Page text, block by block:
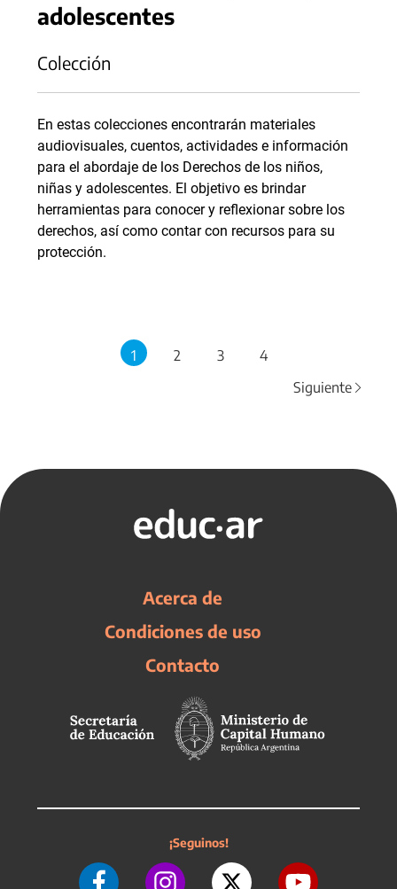
adolescentes
Colección
En estas colecciones encontrarán materiales
audiovisuales, cuentos, actividades e información
para el abordaje de los Derechos de los niños,
niñas y adolescentes. El objetivo es brindar
herramientas para conocer y reflexionar sobre los
derechos, así como contar con recursos para su
protección.
1 2 3
4
Siguiente
Acerca de
Condiciones de uso
Contacto
¡Seguinos!